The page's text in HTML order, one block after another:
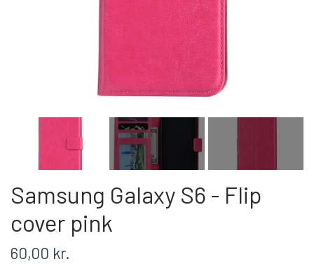
Samsung Galaxy S6 - Flip
cover pink
60,00 kr.